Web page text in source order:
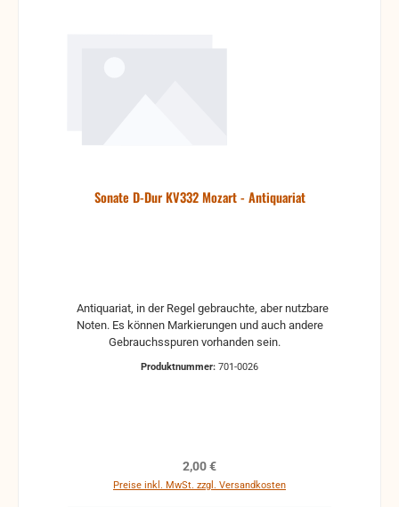
Sonate D-Dur KV332 Mozart - Antiquariat
Noten. Es können Markierungen und auch andere
Produktnummer: 701-0026
Regulärer Preis:
2,00 €
Preise inkl. MwSt. zzgl. Versandkosten